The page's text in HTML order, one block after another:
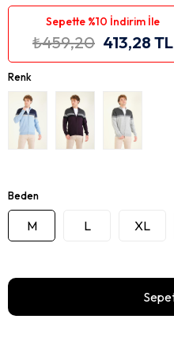
Sepette %10 İndirim İle
₺459,20 413,28 TL
Renk
Beden
M L XL